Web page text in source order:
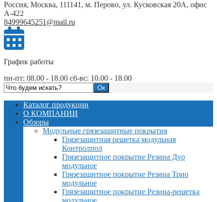
Россия, Москва, 111141, м. Перово, ул. Кусковская 20А, офис
А-422
84999645251@mail.ru
График работы
пн-пт: 08.00 - 18.00 сб-вс: 10.00 - 18.00
Каталог продукции
О КОМПАНИИ
Обзоры
Модульные грязезащитные покрытия
Грязезащитная решетка модульная
Контролпол
Грязезащитное покрытие Резина Дуо
модульное
Грязезащитное покрытие Резина Трио
модульное
Грязезащитное покрытие Резина-решетка
модульное